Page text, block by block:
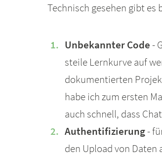
Technisch gesehen gibt
Unbekannter Code-
steile Lernkurve auf
dokumentierten
habe ich zum ersten
auch schnell, dass
Authentifizierung-
den Upload von